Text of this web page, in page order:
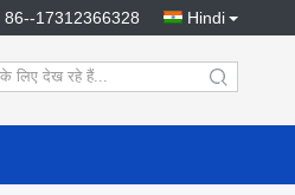
Hindi
86--17312366328
search